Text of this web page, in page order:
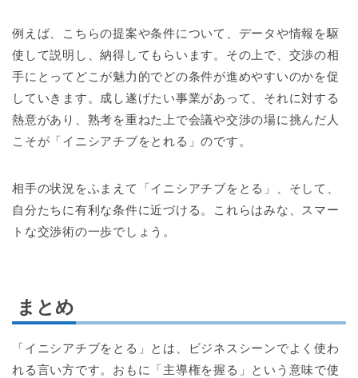
例えば、こちらの提案や条件について、データや情報を駆
使して説明し、納得してもらいます。その上で、交渉の相
手にとってどこが魅力的でどの条件が進めやすいのかを促
していきます。成し遂げたい事業があって、それに対する
熱意があり、熟考を重ねた上で会議や交渉の場に挑んだ人
こそが「イニシアチブをとれる」のです。
相手の状況をふまえて「イニシアチブをとる」、そして、
自分たちに有利な条件に近づける。これらはみな、スマー
トな交渉術の一歩でしょう。
まとめ
「イニシアチブをとる」とは、ビジネスシーンでよく使わ
れる言い方です。おもに「主導権を握る」という意味で使